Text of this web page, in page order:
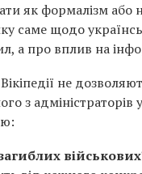
як формалізм або
саме щодо
про вплив на
не
з адміністраторів